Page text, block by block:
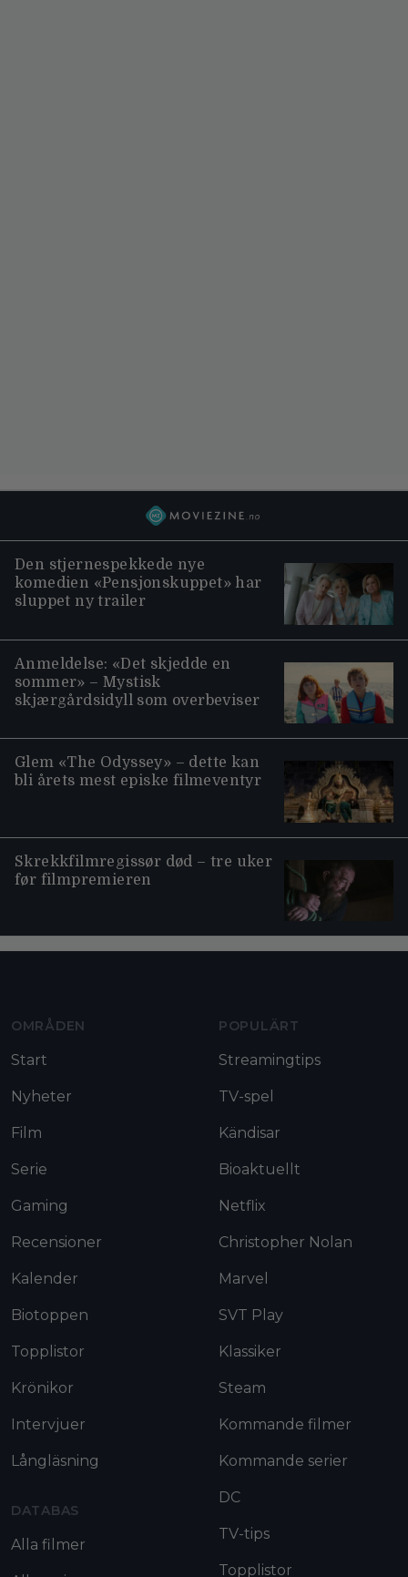
Den stjernespekkede nye
komedien «Pensjonskuppet» har
sluppet ny trailer
Anmeldelse: «Det skjedde en
sommer» – Mystisk
skjærgårdsidyll som overbeviser
Glem «The Odyssey» – dette kan
bli årets mest episke filmeventyr
Skrekkfilmregissør død – tre uker
før filmpremieren
OMRÅDEN
Start
Nyheter
Film
Serie
Gaming
Recensioner
Kalender
Biotoppen
Topplistor
Krönikor
Intervjuer
Långläsning
DATABAS
Alla filmer
POPULÄRT
Streamingtips
TV-spel
Kändisar
Bioaktuellt
Netflix
Christopher Nolan
Marvel
SVT Play
Klassiker
Steam
Kommande filmer
Kommande serier
DC
TV-tips
Topplistor